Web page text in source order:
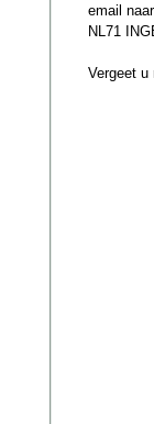
email naar
NL71
Vergeet u